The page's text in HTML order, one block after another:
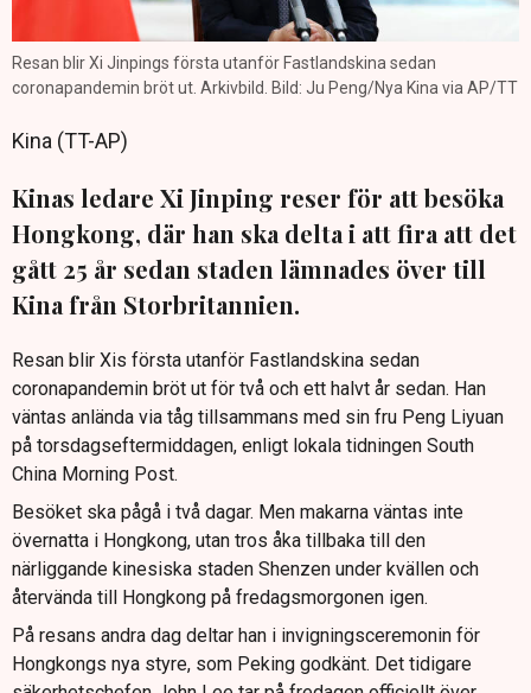
Resan blir Xi Jinpings första utanför Fastlandskina sedan
coronapandemin bröt ut. Arkivbild. Bild: Ju Peng/Nya Kina via AP/TT
Kina (TT-AP)
Kinas ledare Xi Jinping reser för att besöka
Hongkong, där han ska delta i att fira att det
gått 25 år sedan staden lämnades över till
Kina från Storbritannien.
Resan blir Xis första utanför Fastlandskina sedan
coronapandemin bröt ut för två och ett halvt år sedan. Han
väntas anlända via tåg tillsammans med sin fru Peng Liyuan
på torsdagseftermiddagen, enligt lokala tidningen South
China Morning Post.
Besöket ska pågå i två dagar. Men makarna väntas inte
övernatta i Hongkong, utan tros åka tillbaka till den
närliggande kinesiska staden Shenzen under kvällen och
återvända till Hongkong på fredagsmorgonen igen.
På resans andra dag deltar han i invigningsceremonin för
Hongkongs nya styre, som Peking godkänt. Det tidigare